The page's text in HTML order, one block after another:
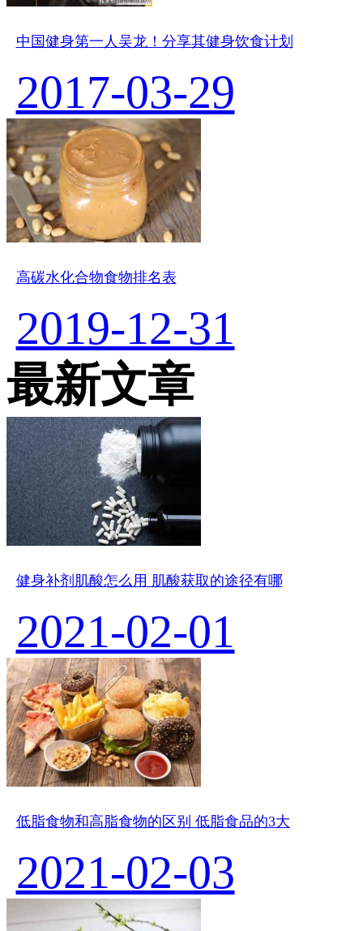
中国健身第一人吴龙！分享其健身饮食计划
2017-03-29
高碳水化合物食物排名表
2019-12-31
最新文章
健身补剂肌酸怎么用 肌酸获取的途径有哪
2021-02-01
低脂食物和高脂食物的区别 低脂食品的3大
2021-02-03